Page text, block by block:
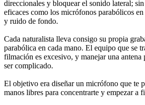
direccionales y bloquear el sonido lateral;
eficaces como los micrófonos parabólicos
y ruido de fondo.
Cada naturalista lleva consigo su propia
parabólica en cada mano. El equipo que se
filmación es excesivo, y manejar una antena
ser complicado.
El objetivo era diseñar un micrófono que te
manos libres para concentrarte y empezar a